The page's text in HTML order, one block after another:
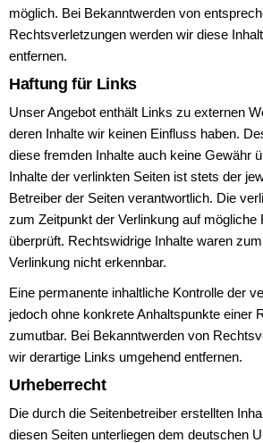
möglich. Bei Bekanntwerden von
Rechtsverletzungen werden wir diese
entfernen.
Haftung für Links
Unser Angebot enthält Links zu externen
deren Inhalte wir keinen Einfluss haben.
diese fremden Inhalte auch keine Gewähr
Inhalte der verlinkten Seiten ist stets der
Betreiber der Seiten verantwortlich. Die
zum Zeitpunkt der Verlinkung auf
überprüft. Rechtswidrige Inhalte waren
Verlinkung nicht erkennbar.
Eine permanente inhaltliche Kontrolle der
jedoch ohne konkrete Anhaltspunkte einer
zumutbar. Bei Bekanntwerden von
wir derartige Links umgehend entfernen.
Urheberrecht
Die durch die Seitenbetreiber erstellten
diesen Seiten unterliegen dem deutschen